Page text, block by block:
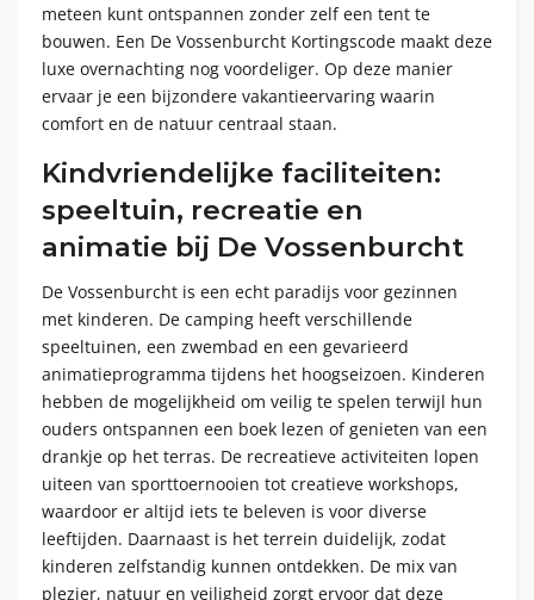
meteen kunt ontspannen zonder zelf een tent te
bouwen. Een De Vossenburcht Kortingscode maakt deze
luxe overnachting nog voordeliger. Op deze manier
ervaar je een bijzondere vakantieervaring waarin
comfort en de natuur centraal staan.
Kindvriendelijke faciliteiten:
speeltuin, recreatie en
animatie bij De Vossenburcht
De Vossenburcht is een echt paradijs voor gezinnen
met kinderen. De camping heeft verschillende
speeltuinen, een zwembad en een gevarieerd
animatieprogramma tijdens het hoogseizoen. Kinderen
hebben de mogelijkheid om veilig te spelen terwijl hun
ouders ontspannen een boek lezen of genieten van een
drankje op het terras. De recreatieve activiteiten lopen
uiteen van sporttoernooien tot creatieve workshops,
waardoor er altijd iets te beleven is voor diverse
leeftijden. Daarnaast is het terrein duidelijk, zodat
kinderen zelfstandig kunnen ontdekken. De mix van
plezier, natuur en veiligheid zorgt ervoor dat deze